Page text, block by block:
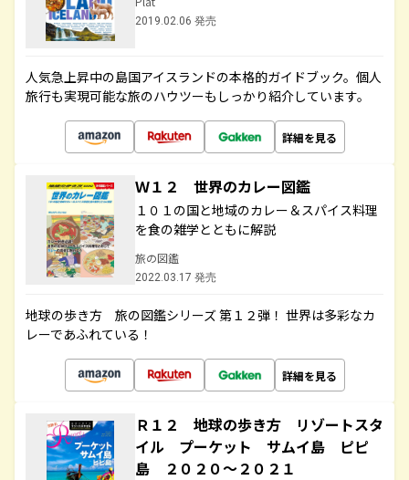
2019.02.06 発売
人気急上昇中の島国アイスランドの本格的ガイドブック。個人
旅行も実現可能な旅のハウツーもしっかり紹介しています。
詳細を見る
Ｗ１２ 世界のカレー図鑑
１０１の国と地域のカレー＆スパイス料理
を食の雑学とともに解説
旅の図鑑
2022.03.17 発売
地球の歩き方 旅の図鑑シリーズ 第１２弾！ 世界は多彩なカ
レーであふれている！
詳細を見る
Ｒ１２ 地球の歩き方 リゾートスタ
イル プーケット サムイ島 ピピ
島 ２０２０～２０２１